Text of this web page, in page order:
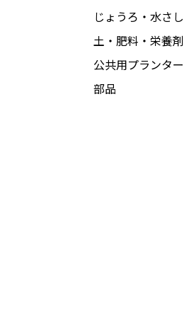
じょうろ・水さし
土・肥料・栄養剤
公共用プランター
部品